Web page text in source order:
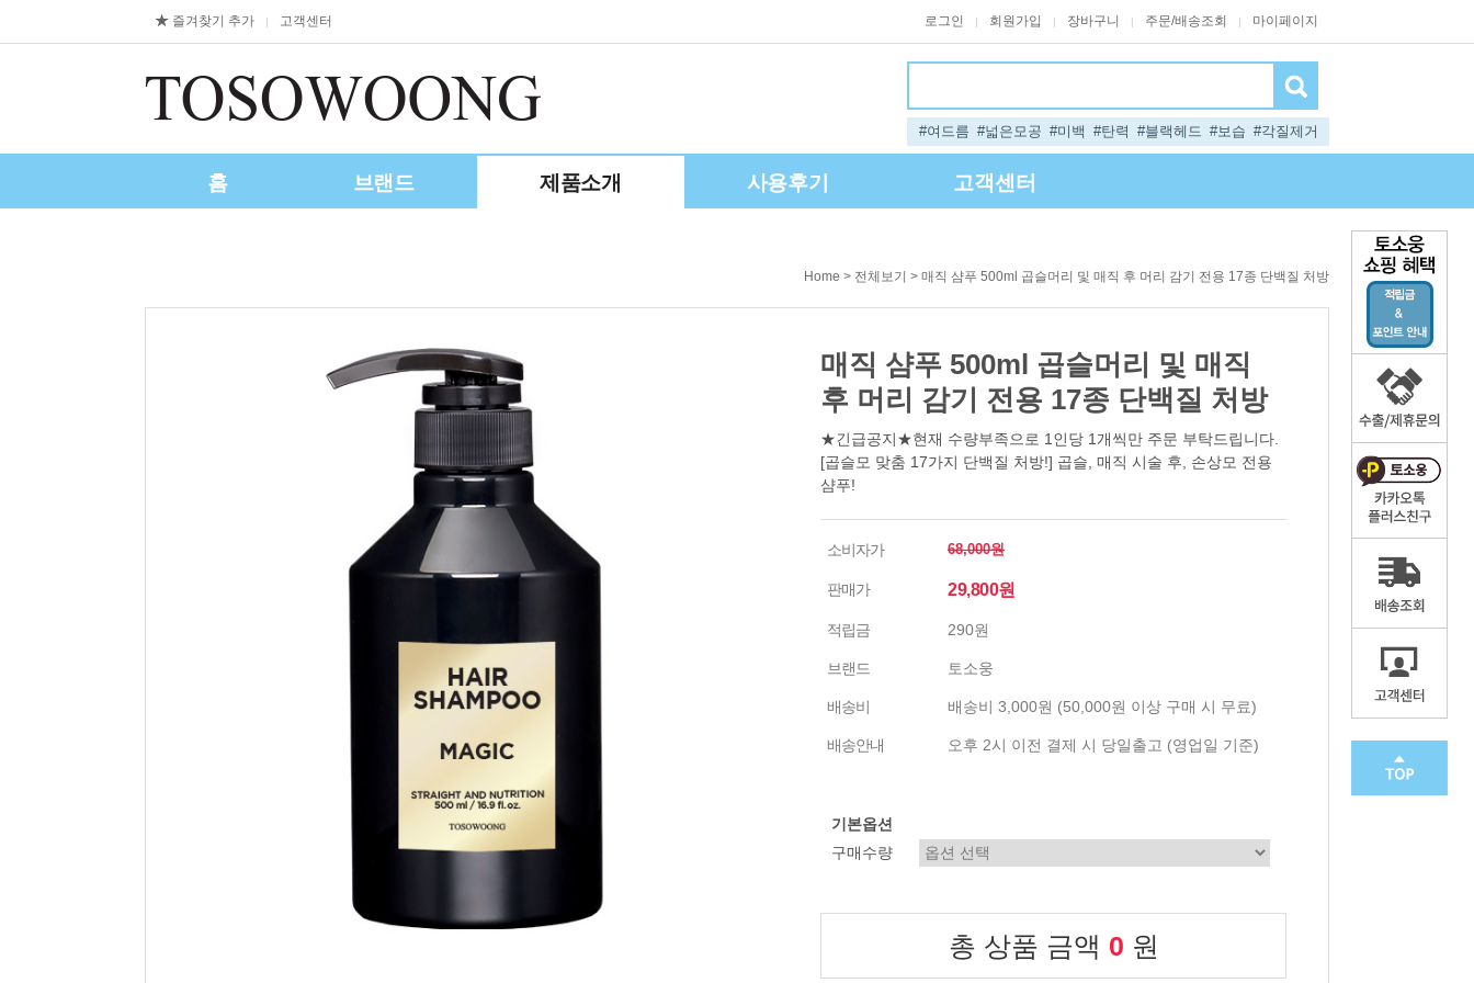
즐겨찾기 추가 | 고객센터 로그인 | 회원가입 | 장바구니 | 주문/배송조회 | 마이페이지
#여드름 #넓은모공 #미백 #탄력 #블랙헤드 #보습 #각질제거
홈 브랜드 제품소개 사용후기 고객센터
Home > 전체보기 > 매직 샴푸 500ml 곱슬머리 및 매직 후 머리 감기 전용 17종 단백질 처방
매직 샴푸 500ml 곱슬머리 및 매직
후 머리 감기 전용 17종 단백질 처방
★긴급공지★현재 수량부족으로 1인당 1개씩만 주문 부탁드립니다.
[곱슬모 맞춤 17가지 단백질 처방!] 곱슬, 매직 시술 후, 손상모 전용
샴푸!
소비자가 68,000원
판매가 29,800원
적립금 290원
브랜드 토소웅
배송비 배송비 3,000원 (50,000원 이상 구매 시 무료)
배송안내 오후 2시 이전 결제 시 당일출고 (영업일 기준)
기본옵션
구매수량
총 상품 금액 0 원